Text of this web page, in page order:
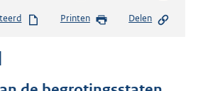
s
Printen Delen